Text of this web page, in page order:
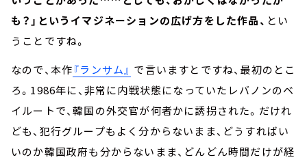
も？」というイマジネーションの広げ方をした作品、 とい
うことですね。
なので、本作『ランサム』 で言いますとですね、最初のとこ
ろ。1986年に、非常に内戦状態になっていたレバノンのベ
イルートで、韓国の外交官が何者かに誘拐された。だけれ
ども、犯行グループもよく分からないまま、どうすればい
いのか韓国政府も分からないまま、どんどん時間だけが経